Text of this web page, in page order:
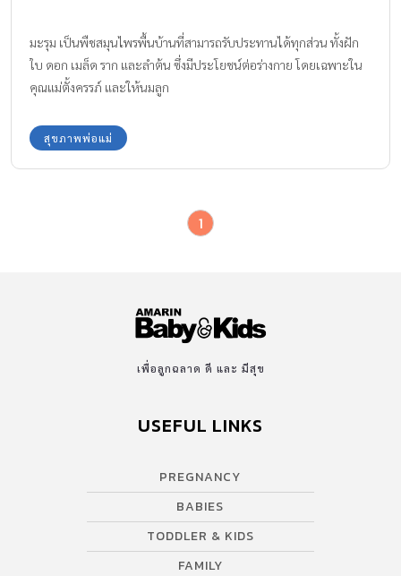
มะรุม เป็นพืชสมุนไพรพื้นบ้านที่สามารถรับประทานได้ทุกส่วน ทั้งฝัก
ใบ ดอก เมล็ด ราก และลำต้น ซึ่งมีประโยชน์ต่อร่างกาย โดยเฉพาะใน
คุณแม่ตั้งครรภ์ และให้นมลูก
สุขภาพพ่อแม่
1
เพื่อลูกฉลาด ดี และ มีสุข
USEFUL LINKS
PREGNANCY
BABIES
TODDLER & KIDS
FAMILY